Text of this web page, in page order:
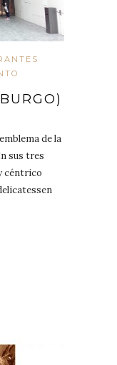
de la
sus tres
céntrico